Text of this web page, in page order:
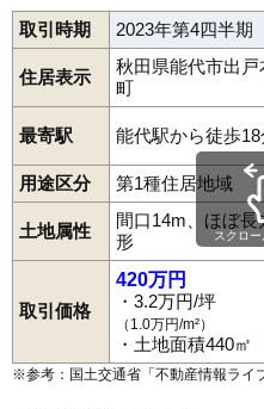
32 鰄渕 2.4
33 二ツ井町小繋 2.0
34 二ツ井町梅内
35 二ツ井町切石
37 朴瀬
38 真壁地 0.9
39 須田 0.8
取引時期 2023年第4四半期
住居表示
秋田県能代市出戸
町
最寄駅 能代駅から徒歩18
用途区分
第1種住居地域
土地属性
間口14m、ほぼ長
形
取引価格
420万円
・3.2万円/坪
（1.0万円/m²）
・土地面積440㎡
スクロ
※参考：国土交通省「 不動産情報ライ